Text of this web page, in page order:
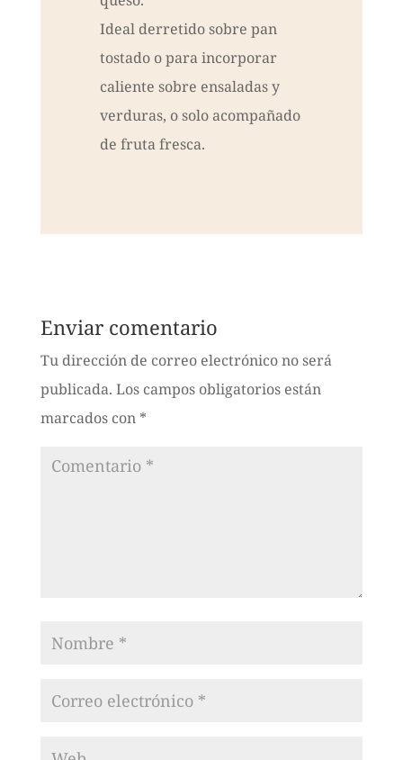
Ideal derretido sobre pan
tostado o para incorporar
caliente sobre ensaladas y
verduras, o solo acompañado
de fruta fresca.
Enviar comentario
Tu dirección de correo electrónico no será
publicada. Los campos obligatorios están
marcados con *